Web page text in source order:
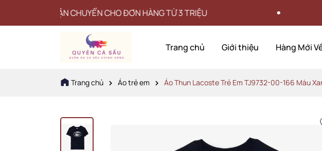
VẬN CHUYỂN CHO ĐƠN HÀNG TỪ 3 TRIỆU
Trang chủ Giới thiệu Hàng Mới
Trang chủ Áo trẻ em Áo Thun Lacoste Trẻ Em TJ9732-00-166 Màu